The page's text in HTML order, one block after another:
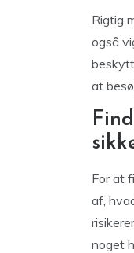
Rigtig
også
at
For at
af,
noget